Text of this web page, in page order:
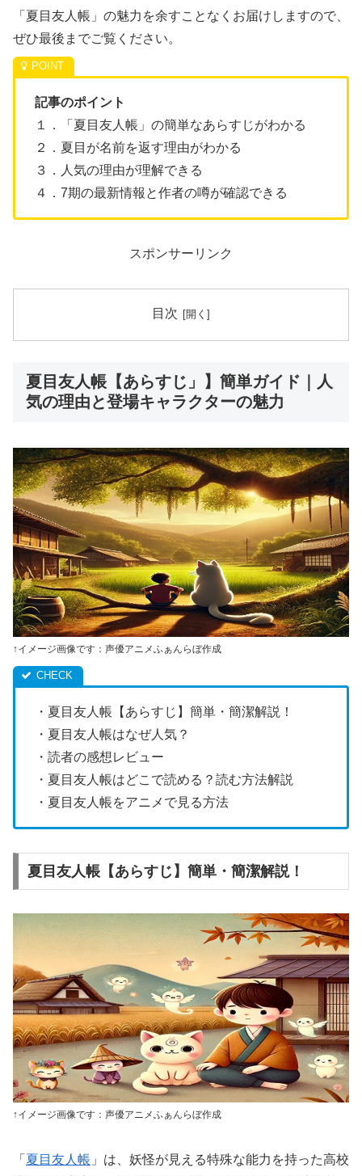
「夏目友人帳」の魅力を余すことなくお届けしますので、
ぜひ最後までご覧ください。
記事のポイント
１．「夏目友人帳」の簡単なあらすじがわかる
２．夏目が名前を返す理由がわかる
３．人気の理由が理解できる
４．7期の最新情報と作者の噂が確認できる
スポンサーリンク
目次
夏目友人帳【あらすじ」】簡単ガイド｜人
気の理由と登場キャラクターの魅力
↑イメージ画像です：声優アニメふぁんらぼ作成
・夏目友人帳【あらすじ】簡単・簡潔解説！
・夏目友人帳はなぜ人気？
・読者の感想レビュー
・夏目友人帳はどこで読める？読む方法解説
・夏目友人帳をアニメで見る方法
夏目友人帳【あらすじ】簡単・簡潔解説！
↑イメージ画像です：声優アニメふぁんらぼ作成
「 夏目友人帳 」は、妖怪が見える特殊な能力を持った高校